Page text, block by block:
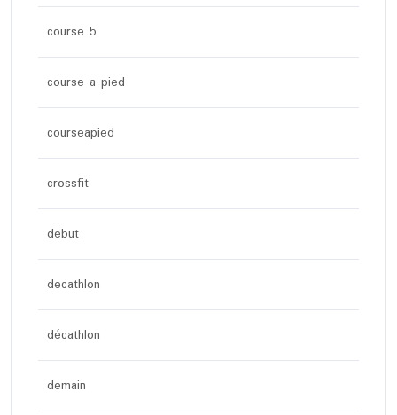
course 5
course a pied
courseapied
crossfit
debut
decathlon
décathlon
demain